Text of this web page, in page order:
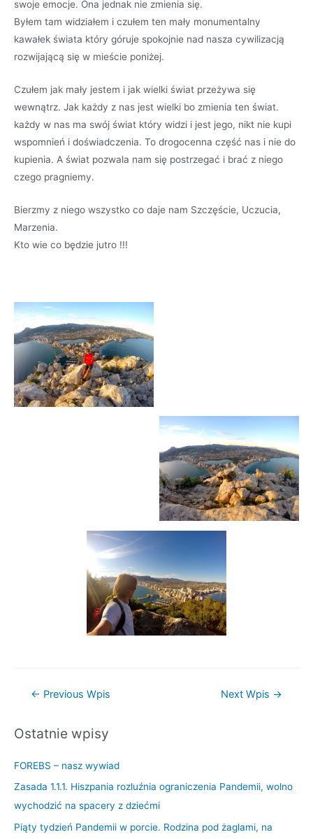
swoje emocje. Ona jednak nie zmienia się.
Byłem tam widziałem i czułem ten mały monumentalny
kawałek świata który góruje spokojnie nad nasza cywilizacją
rozwijającą się w mieście poniżej.
Czułem jak mały jestem i jak wielki świat przeżywa się
wewnątrz. Jak każdy z nas jest wielki bo zmienia ten świat.
każdy w nas ma swój świat który widzi i jest jego, nikt nie kupi
wspomnień i doświadczenia. To drogocenna część nas i nie do
kupienia. A świat pozwala nam się postrzegać i brać z niego
czego pragniemy.
Bierzmy z niego wszystko co daje nam Szczęście, Uczucia,
Marzenia.
Kto wie co będzie jutro !!!
← Previous Wpis Next Wpis →
Ostatnie wpisy
FOREBS – nasz wywiad
Zasada 1.1.1. Hiszpania rozluźnia ograniczenia Pandemii, wolno
wychodzić na spacery z dziećmi
Piąty tydzień Pandemii w porcie. Rodzina pod żaglami, na